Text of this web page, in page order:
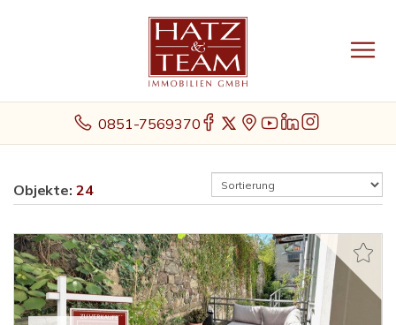
0851-7569370
Objekte: 24